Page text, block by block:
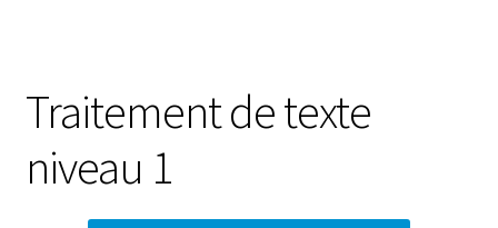
Traitement de texte
niveau 1